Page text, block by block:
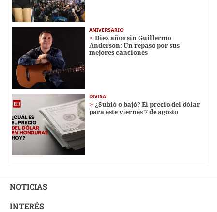
ANIVERSARIO
Diez años sin Guillermo
Anderson: Un repaso por sus
mejores canciones
DIVISA
¿Subió o bajó? El precio del dólar
para este viernes 7 de agosto
NOTICIAS
INTERÉS